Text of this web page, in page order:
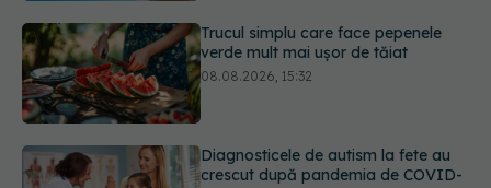
Diagnosticele de autism la fete au
crescut după pandemia de COVID-
19
Microplasticele pot traversa bariera
placentară și modifica hormonii